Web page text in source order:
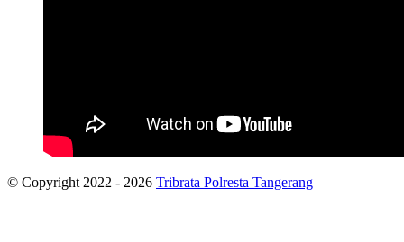
© Copyright 2022 - 2026 Tribrata Polresta Tangerang